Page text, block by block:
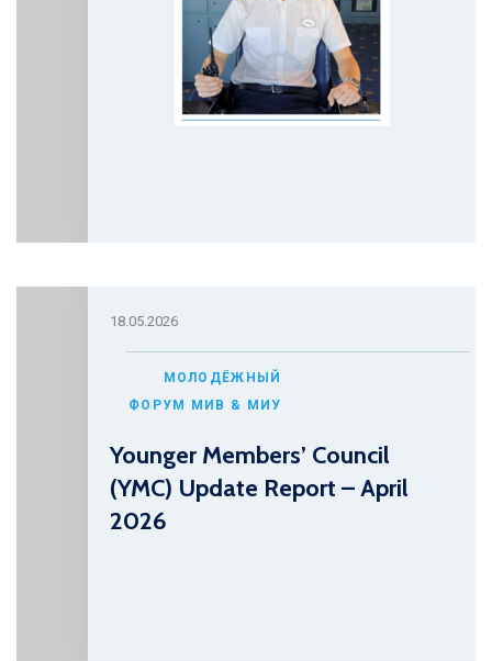
18.05.2026
МОЛОДЁЖНЫЙ
ФОРУМ МИВ & МИУ
Younger Members’ Council
(YMC) Update Report – April
2026